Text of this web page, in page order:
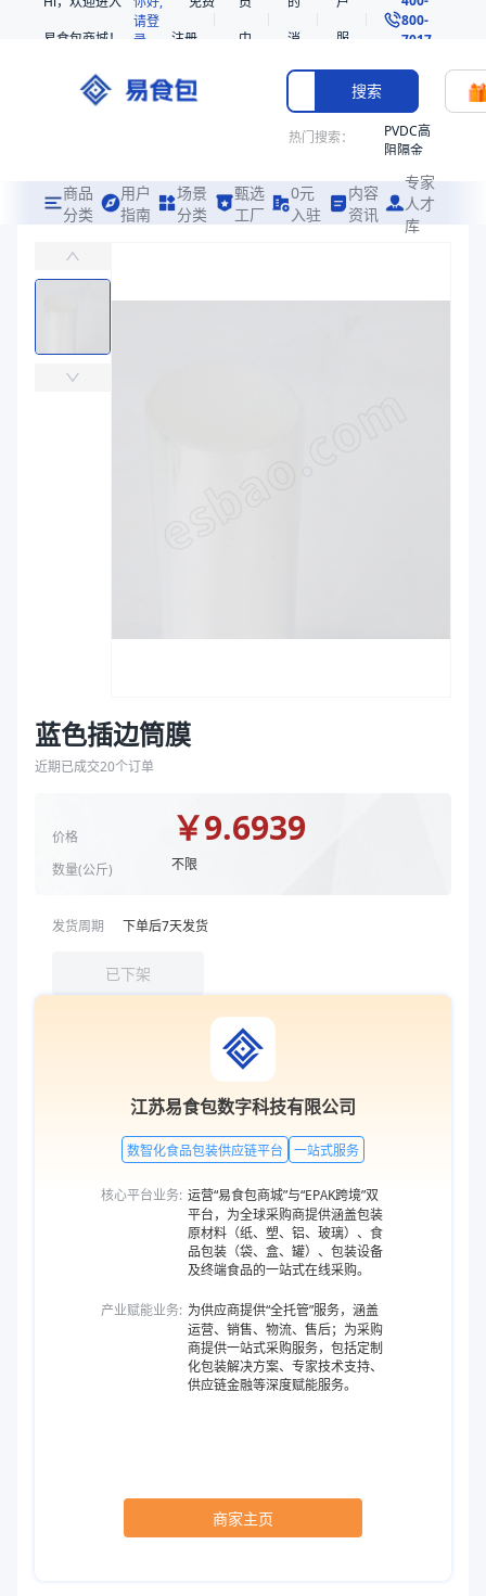
易食包商城！
请登
录
注册
中
消
息
服
务
800-
7017
搜索
热门搜索：
PVDC高
阻隔金
共挤热
收缩袋
收缩袋
商品
分类
用户
指南
场景
分类
甄选
工厂
0元
入驻
内容
资讯
专家
人才
库
易食包（EPAK）专注于蓝色插边筒膜包装，提供详尽的规格参数、实
商品分类
蓝色插边筒膜
近期已成交20个订单
价格
数量(公斤)
￥9.6939
不限
发货周期 下单后7天发货
已下架
江苏易食包数字科技有限公司
数智化食品包装供应链平台 一站式服务
核心平台业务: 运营“易食包商城”与“EPAK跨境”双
平台，为全球采购商提供涵盖包装
原材料（纸、塑、铝、玻璃）、食
品包装（袋、盒、罐）、包装设备
及终端食品的一站式在线采购。
产业赋能业务: 为供应商提供“全托管”服务，涵盖
运营、销售、物流、售后；为采购
商提供一站式采购服务，包括定制
化包装解决方案、专家技术支持、
供应链金融等深度赋能服务。
商家主页